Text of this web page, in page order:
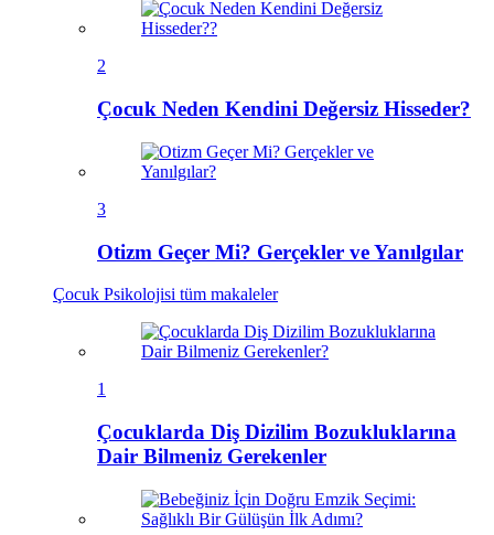
2
Çocuk Neden Kendini Değersiz Hisseder?
3
Otizm Geçer Mi? Gerçekler ve Yanılgılar
Çocuk Psikolojisi tüm makaleler
1
Çocuklarda Diş Dizilim Bozukluklarına
Dair Bilmeniz Gerekenler